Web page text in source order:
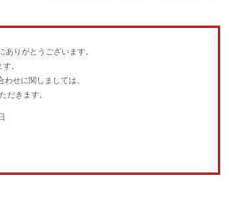
りがとうございます。
。
せに関しましては、
だきます。